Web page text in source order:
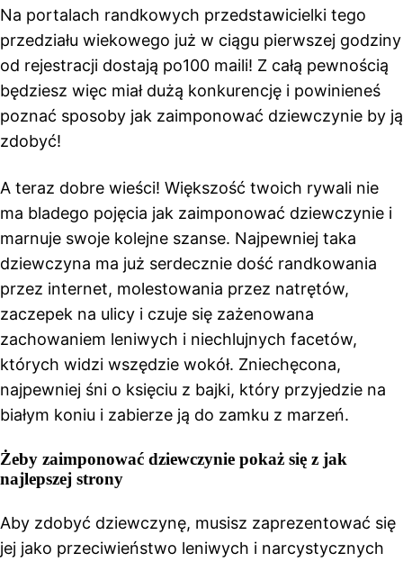
Na portalach randkowych przedstawicielki tego
przedziału wiekowego już w ciągu pierwszej godziny
od rejestracji dostają po100 maili! Z całą pewnością
będziesz więc miał dużą konkurencję i powinieneś
poznać sposoby jak zaimponować dziewczynie by ją
zdobyć!
A teraz dobre wieści! Większość twoich rywali nie
ma bladego pojęcia jak zaimponować dziewczynie i
marnuje swoje kolejne szanse. Najpewniej taka
dziewczyna ma już serdecznie dość randkowania
przez internet, molestowania przez natrętów,
zaczepek na ulicy i czuje się zażenowana
zachowaniem leniwych i niechlujnych facetów,
których widzi wszędzie wokół. Zniechęcona,
najpewniej śni o księciu z bajki, który przyjedzie na
białym koniu i zabierze ją do zamku z marzeń.
Żeby zaimponować dziewczynie pokaż się z jak
najlepszej strony
Aby zdobyć dziewczynę, musisz zaprezentować się
jej jako przeciwieństwo leniwych i narcystycznych